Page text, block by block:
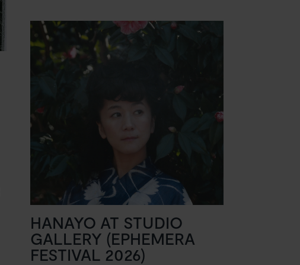
HANAYO AT STUDIO
GALLERY (EPHEMERA
FESTIVAL 2026)